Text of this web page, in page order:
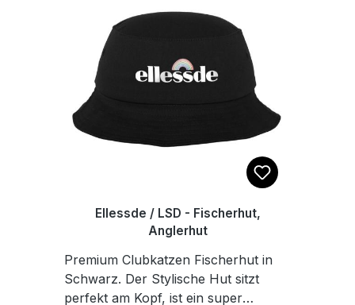
Ellessde / LSD - Fischerhut,
Anglerhut
Premium Clubkatzen Fischerhut in
Schwarz. Der Stylische Hut sitzt
perfekt am Kopf, ist ein super